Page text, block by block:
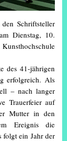
Schriftsteller
Dienstag, 10.
des 41-jährigen
erfolgreich. Als
– nach langer
Trauerfeier auf
Mutter in den
Ereignis die
folgt ein Jahr der